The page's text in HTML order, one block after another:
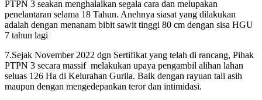
PTPN 3 seakan menghalalkan segala cara dan melupakan
penelantaran selama 18 Tahun. Anehnya siasat yang dilakukan
adalah dengan menanam bibit sawit tinggi 80 cm dengan sisa HGU
7 tahun lagi
7.Sejak November 2022 dgn Sertifikat yang telah di rancang, Pihak
PTPN 3 secara massif melakukan upaya pengambil alihan lahan
seluas 126 Ha di Kelurahan Gurila. Baik dengan rayuan tali asih
maupun dengan mengedepankan teror dan intimidasi.